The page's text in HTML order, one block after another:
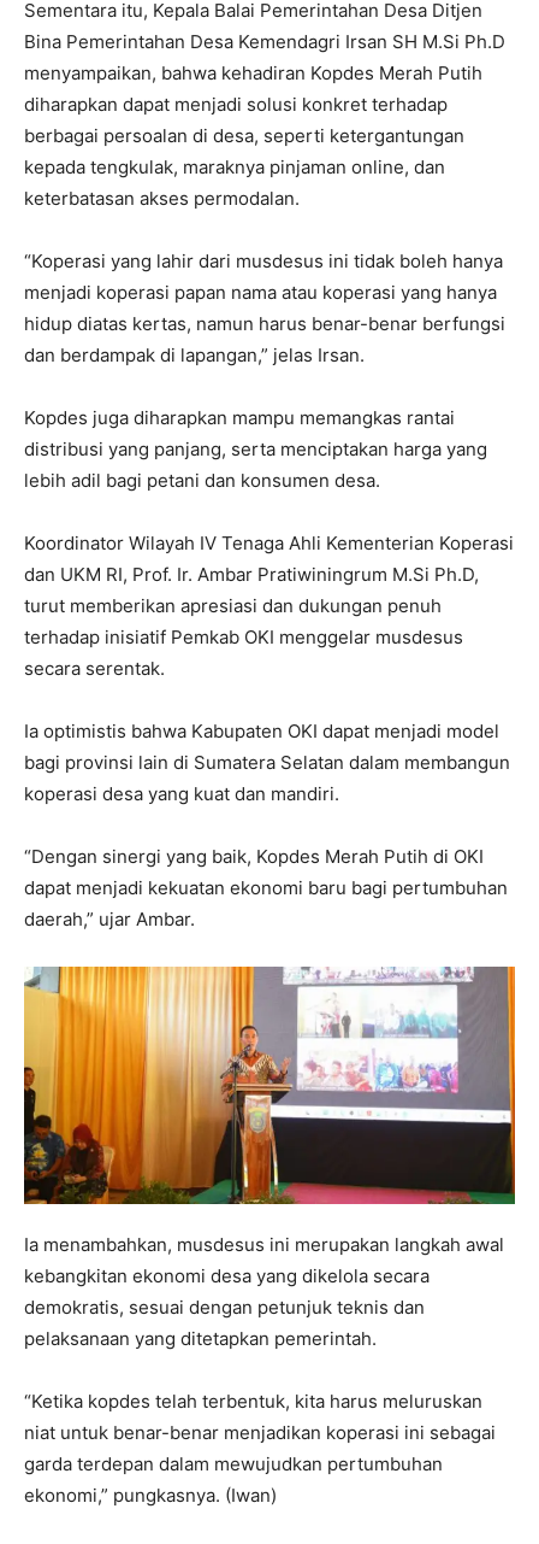
Sementara itu, Kepala Balai Pemerintahan Desa Ditjen
Bina Pemerintahan Desa Kemendagri Irsan SH M.Si Ph.D
menyampaikan, bahwa kehadiran Kopdes Merah Putih
diharapkan dapat menjadi solusi konkret terhadap
berbagai persoalan di desa, seperti ketergantungan
kepada tengkulak, maraknya pinjaman online, dan
keterbatasan akses permodalan.
“Koperasi yang lahir dari musdesus ini tidak boleh hanya
menjadi koperasi papan nama atau koperasi yang hanya
hidup diatas kertas, namun harus benar-benar berfungsi
dan berdampak di lapangan,” jelas Irsan.
Kopdes juga diharapkan mampu memangkas rantai
distribusi yang panjang, serta menciptakan harga yang
lebih adil bagi petani dan konsumen desa.
Koordinator Wilayah IV Tenaga Ahli Kementerian Koperasi
dan UKM RI, Prof. Ir. Ambar Pratiwiningrum M.Si Ph.D,
turut memberikan apresiasi dan dukungan penuh
terhadap inisiatif Pemkab OKI menggelar musdesus
secara serentak.
Ia optimistis bahwa Kabupaten OKI dapat menjadi model
bagi provinsi lain di Sumatera Selatan dalam membangun
koperasi desa yang kuat dan mandiri.
“Dengan sinergi yang baik, Kopdes Merah Putih di OKI
dapat menjadi kekuatan ekonomi baru bagi pertumbuhan
daerah,” ujar Ambar.
Ia menambahkan, musdesus ini merupakan langkah awal
kebangkitan ekonomi desa yang dikelola secara
demokratis, sesuai dengan petunjuk teknis dan
pelaksanaan yang ditetapkan pemerintah.
“Ketika kopdes telah terbentuk, kita harus meluruskan
niat untuk benar-benar menjadikan koperasi ini sebagai
garda terdepan dalam mewujudkan pertumbuhan
ekonomi,” pungkasnya. (Iwan)